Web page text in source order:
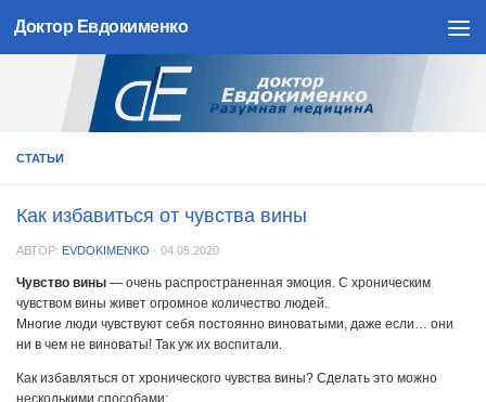
Skip to content
Доктор Евдокименко
СТАТЬИ
Как избавиться от чувства вины
АВТОР: EVDOKIMENKO · 04.05.2020
Чувство вины — очень распространенная эмоция. С хроническим
чувством вины живет огромное количество людей.
Многие люди чувствуют себя постоянно виноватыми, даже если… они
ни в чем не виноваты! Так уж их воспитали.
Как избавляться от хронического чувства вины? Сделать это можно
несколькими способами: